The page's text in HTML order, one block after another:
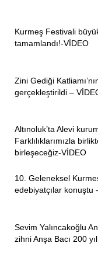
Kurmeş Festivali
tamamlandı!-VİDEO
Zini Gediği
gerçekleştirildi –
Altınoluk’ta Alevi
Farklılıklarımızla
birleşeceğiz-VİDEO
10. Geleneksel
edebiyatçılar konuştu
Sevim Yalıncakoğlu
zihni Anşa Bacı 200